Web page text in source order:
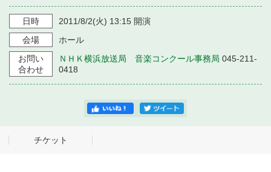
・ 利用料金
・ 芸術参与
・ 建築見学ツアー
日時 2011/8/2(火) 13:15 開演
会場
ホール
お問い
合わせ
ＮＨＫ横浜放送局 音楽コンクール事務局 045-211-
0418
チケット